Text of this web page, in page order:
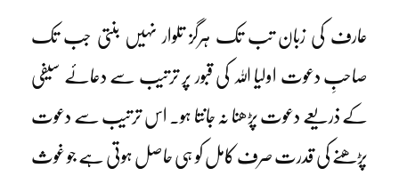
عارف کی زبان تب تک ہرگز تلوار نہیں بنتی جب تک
صاحبِ دعوت اولیا اللہ کی قبور پر ترتیب سے دعائے سیفی
کے ذریعے دعوت پڑھنا نہ جانتا ہو۔ اس ترتیب سے دعوت
پڑھنے کی قدرت صرف کامل کو ہی حاصل ہوتی ہے جو غوث